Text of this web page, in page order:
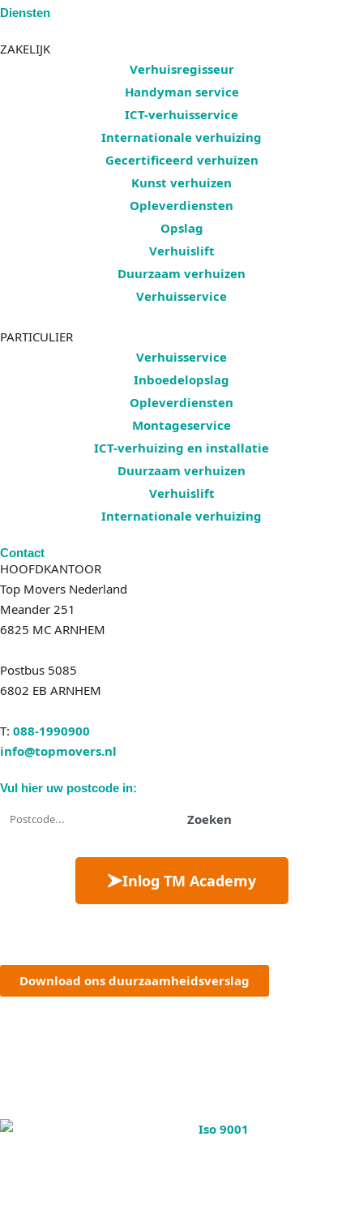
Diensten
ZAKELIJK
Verhuisregisseur
Handyman service
ICT-verhuisservice
Internationale verhuizing
Gecertificeerd verhuizen
Kunst verhuizen
Opleverdiensten
Opslag
Verhuislift
Duurzaam verhuizen
Verhuisservice
PARTICULIER
Verhuisservice
Inboedelopslag
Opleverdiensten
Montageservice
ICT-verhuizing en installatie
Duurzaam verhuizen
Verhuislift
Internationale verhuizing
Contact
HOOFDKANTOOR
Top Movers Nederland
Meander 251
6825 MC ARNHEM
Postbus 5085
6802 EB ARNHEM
T: 088-1990900
info@topmovers.nl
Vul hier uw postcode in:
Zoeken
Inlog TM Academy
Download ons duurzaamheidsverslag